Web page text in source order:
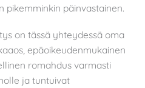
pikemminkin päinvastainen.
on tässä yhteydessä oma
epäoikeudenmukainen
romahdus varmasti
ja tuntuivat